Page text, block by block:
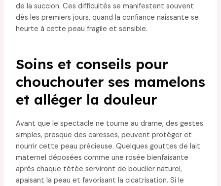
de la succion. Ces difficultés se manifestent souvent
dès les premiers jours, quand la confiance naissante se
heurte à cette peau fragile et sensible.
Soins et conseils pour
chouchouter ses mamelons
et alléger la douleur
Avant que le spectacle ne tourne au drame, des gestes
simples, presque des caresses, peuvent protéger et
nourrir cette peau précieuse. Quelques gouttes de lait
maternel déposées comme une rosée bienfaisante
après chaque tétée serviront de bouclier naturel,
apaisant la peau et favorisant la cicatrisation. Si le